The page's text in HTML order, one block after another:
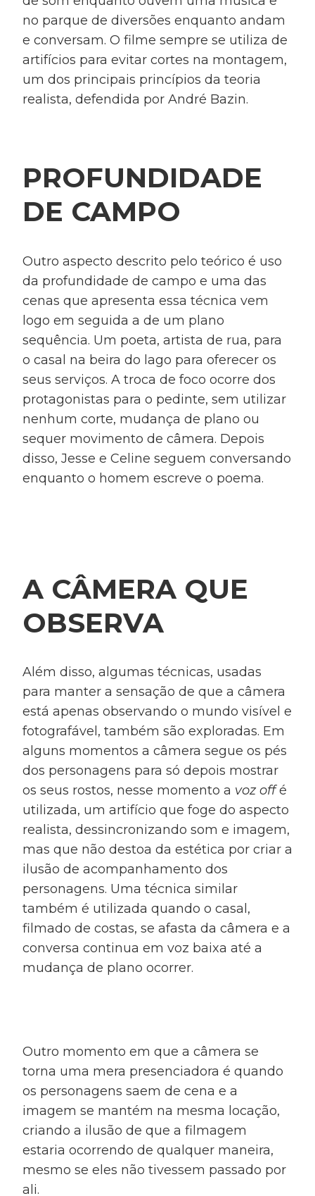
no parque de diversões enquanto andam
e conversam. O filme sempre se utiliza de
artifícios para evitar cortes na montagem,
um dos principais princípios da teoria
realista, defendida por André Bazin.
PROFUNDIDADE
DE CAMPO
Outro aspecto descrito pelo teórico é uso
da profundidade de campo e uma das
cenas que apresenta essa técnica vem
logo em seguida a de um plano
sequência. Um poeta, artista de rua, para
o casal na beira do lago para oferecer os
seus serviços. A troca de foco ocorre dos
protagonistas para o pedinte, sem utilizar
nenhum corte, mudança de plano ou
sequer movimento de câmera. Depois
disso, Jesse e Celine seguem conversando
enquanto o homem escreve o poema.
A CÂMERA QUE
OBSERVA
Além disso, algumas técnicas, usadas
para manter a sensação de que a câmera
está apenas observando o mundo visível e
fotografável, também são exploradas. Em
alguns momentos a câmera segue os pés
dos personagens para só depois mostrar
os seus rostos, nesse momento a voz offé
utilizada, um artifício que foge do aspecto
realista, dessincronizando som e imagem,
mas que não destoa da estética por criar a
ilusão de acompanhamento dos
personagens. Uma técnica similar
também é utilizada quando o casal,
filmado de costas, se afasta da câmera e a
conversa continua em voz baixa até a
mudança de plano ocorrer.
Outro momento em que a câmera se
torna uma mera presenciadora é quando
os personagens saem de cena e a
imagem se mantém na mesma locação,
criando a ilusão de que a filmagem
estaria ocorrendo de qualquer maneira,
mesmo se eles não tivessem passado por
ali.